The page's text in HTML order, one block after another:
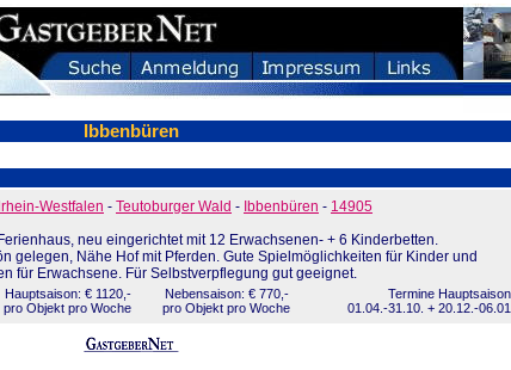
Ibbenbüren
Westfalen - Teutoburger Wald - Ibbenbüren - 14905
neu eingerichtet mit 12 Erwachsenen- + 6 Kinderbetten.
gelegen, Nähe Hof mit Pferden. Gute Spielmöglichkeiten für Kinder und
für Erwachsene. Für Selbstverpflegung gut geeignet.
Hauptsaison: € 1120,-
pro Objekt pro Woche
Nebensaison: € 770,-
pro Objekt pro Woche
Termine
01.04.-31.10. + 20.12.-06.01.